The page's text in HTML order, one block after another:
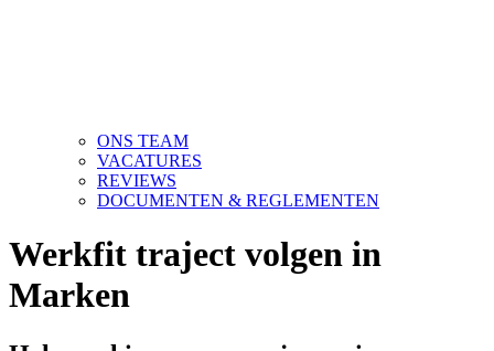
ONS TEAM
VACATURES
REVIEWS
DOCUMENTEN & REGLEMENTEN
Werkfit traject volgen in
Marken